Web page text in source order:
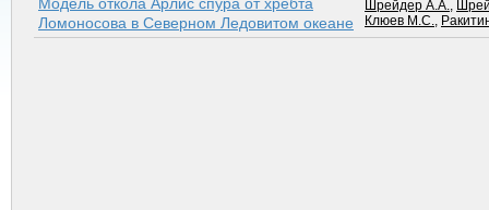
Модель откола Арлис спура от хребта
Ломоносова в Северном Ледовитом океане
Шрейдер А.А.,
Клюев М.С.,